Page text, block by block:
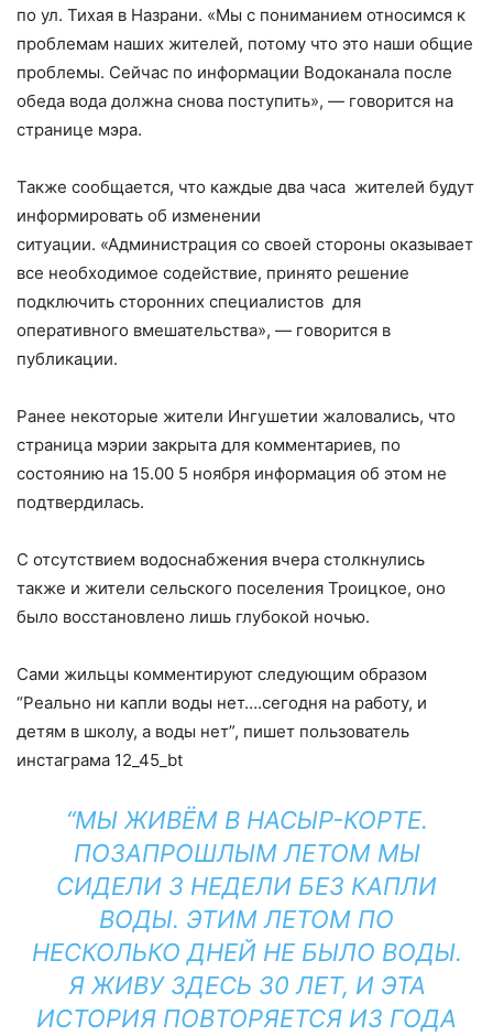
по ул. Тихая в Назрани. «Мы с пониманием относимся к
проблемам наших жителей, потому что это наши общие
проблемы. Сейчас по информации Водоканала после
обеда вода должна снова поступить», — говорится на
странице мэра.
Также сообщается, что каждые два часа жителей будут
информировать об изменении
ситуации. «Администрация со своей стороны оказывает
все необходимое содействие, принято решение
подключить сторонних специалистов для
оперативного вмешательства», — говорится в
публикации.
Ранее некоторые жители Ингушетии жаловались, что
страница мэрии закрыта для комментариев, по
состоянию на 15.00 5 ноября информация об этом не
подтвердилась.
С отсутствием водоснабжения вчера столкнулись
также и жители сельского поселения Троицкое, оно
было восстановлено лишь глубокой ночью.
Сами жильцы комментируют следующим образом
“Реально ни капли воды нет….сегодня на работу, и
детям в школу, а воды нет”, пишет пользователь
инстаграма 12_45_bt
“МЫ ЖИВЁМ В НАСЫР-КОРТЕ.
ПОЗАПРОШЛЫМ ЛЕТОМ МЫ
СИДЕЛИ 3 НЕДЕЛИ БЕЗ КАПЛИ
ВОДЫ. ЭТИМ ЛЕТОМ ПО
НЕСКОЛЬКО ДНЕЙ НЕ БЫЛО ВОДЫ.
Я ЖИВУ ЗДЕСЬ 30 ЛЕТ, И ЭТА
ИСТОРИЯ ПОВТОРЯЕТСЯ ИЗ ГОДА